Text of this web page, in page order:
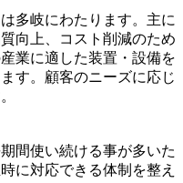
多岐にわたります。主に
向上、コスト削減のため
業に適した装置・設備を
す。顧客のニーズに応じ
間使い続ける事が多いた
に対応できる体制を整え